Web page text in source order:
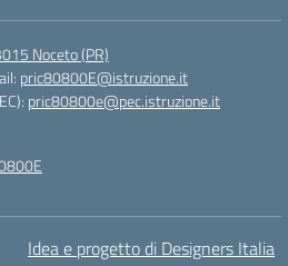
Noceto (PR)
pric80800E@istruzione.it
pric80800e@pec.istruzione.it
Idea e progetto di Designers Italia